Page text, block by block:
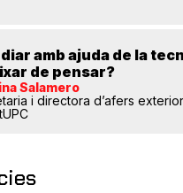
amb ajuda de la
de pensar?
Salamero
i directora d’afers